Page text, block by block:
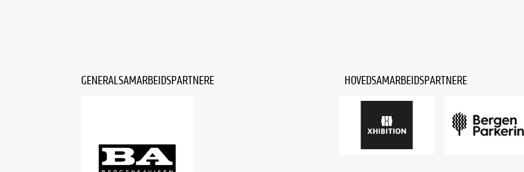
GENERALSAMARBEIDSPARTNERE HOVEDSAMARBEIDSPARTNERE